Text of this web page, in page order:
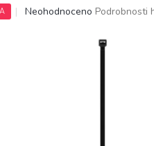
Průměrné
Neohodnoceno Podrobnosti